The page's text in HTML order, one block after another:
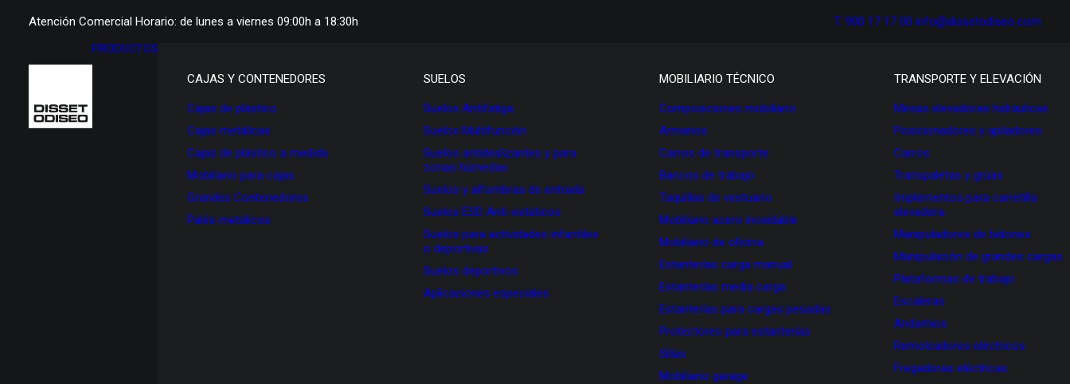
Atención Comercial Horario: de lunes a viernes 09:00h a 18:30h T. 900 17 17 00 info@dissetodiseo.com
PRODUCTOS
CAJAS Y CONTENEDORES
Cajas de plástico
Cajas metálicas
Cajas de plástico a medida
Mobiliario para cajas
Grandes Contenedores
Palés metálicos
SUELOS
Suelos Antifatiga
Suelos Multifunción
Suelos antideslizantes y para
zonas húmedas
Suelos y alfombras de entrada
Suelos ESD Anti-estáticos
Suelos para actividades infantiles
o deportivas
Suelos deportivos
Aplicaciones especiales
MOBILIARIO TÉCNICO
Composiciones mobiliario
Armarios
Carros de transporte
Bancos de trabajo
Taquillas de vestuario
Mobiliario acero inoxidable
Mobiliario de oficina
Estanterías carga manual
Estanterías media carga
Estanterías para cargas pesadas
Protectores para estanterías
Sillas
Mobiliario garage
TRANSPORTE Y ELEVACIÓN
Mesas elevadoras hidráulicas
Posicionadores y apiladores
Carros
Transpaletas y grúas
Implementos para carretilla
elevadora
Manipuladores de bidones
Manipulación de grandes cargas
Plataformas de trabajo
Escaleras
Andamios
Remolcadores eléctricos
Fregadoras eléctricas